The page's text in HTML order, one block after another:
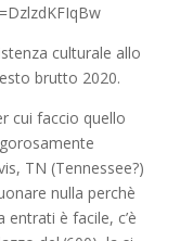
culturale allo
brutto 2020.
cui faccio quello
TN (Tennessee?)
nulla perchè
è facile, c’è